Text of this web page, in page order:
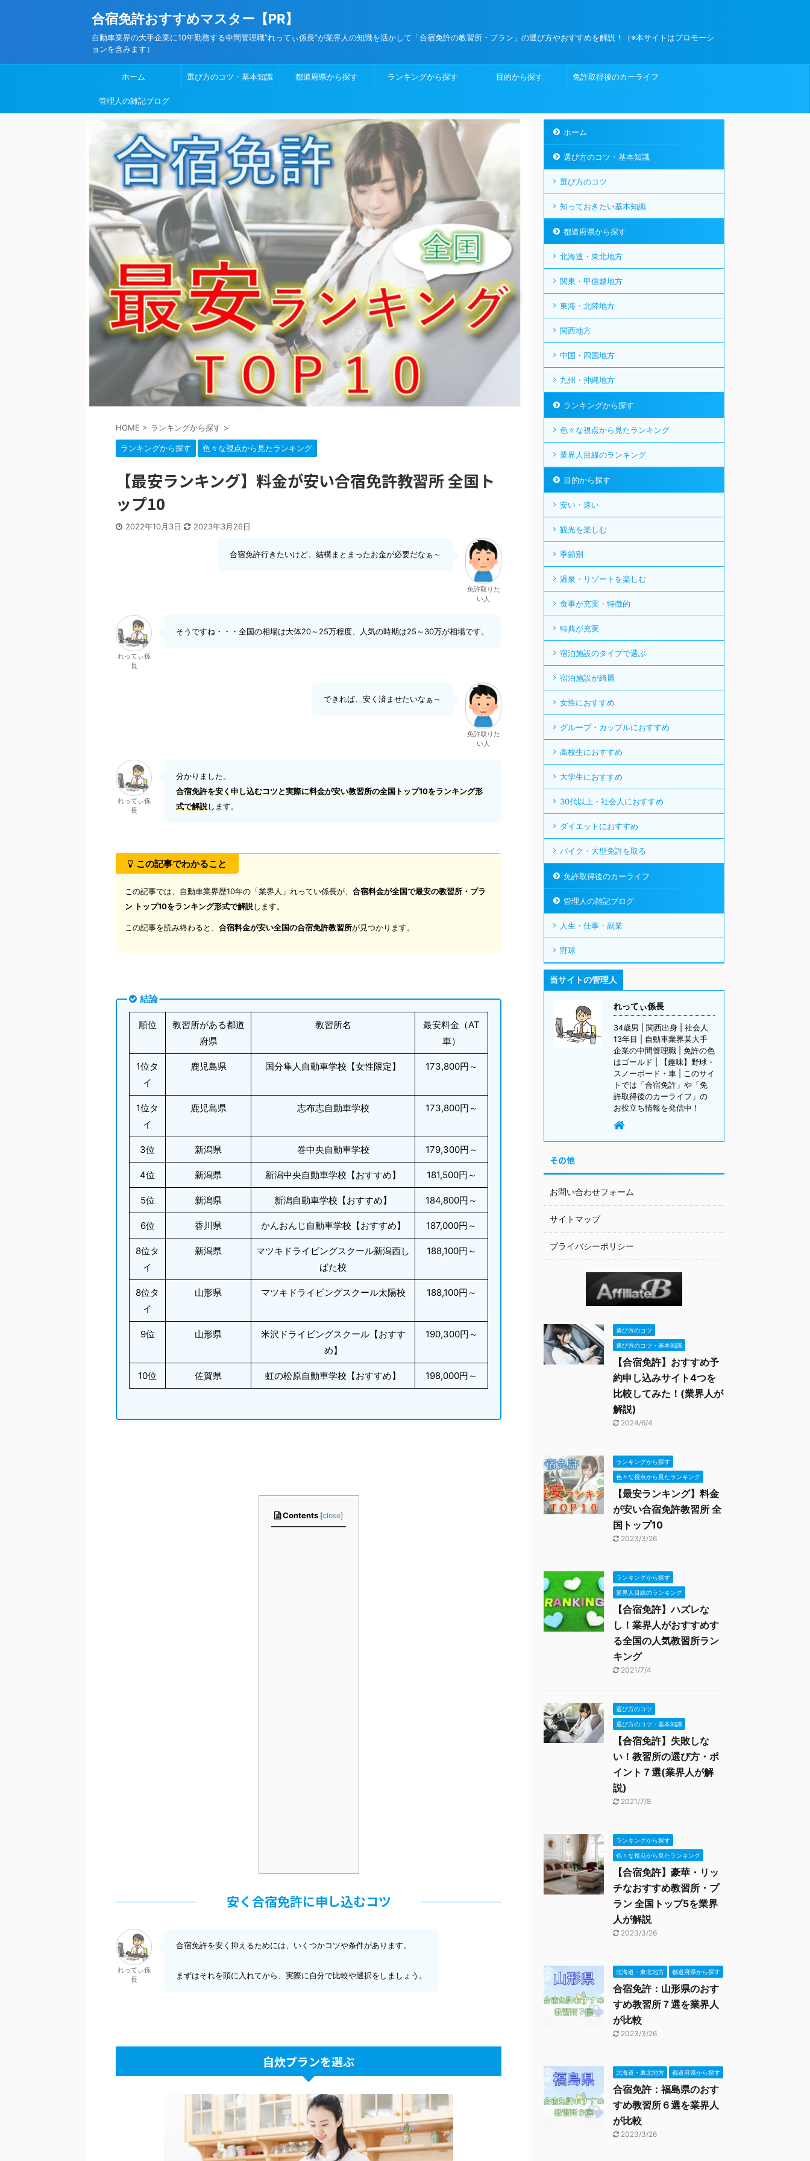
合宿免許おすすめマスター【PR】
自動車業界の大手企業に10年勤務する中間管理職”れってぃ係長”が業界人の知識を活かして「合宿免許の教習所・プラン」の選び方やおすすめを解説！（※本サイトはプロモーシ
ョンを含みます）
ホーム 選び方のコツ・基本知識 都道府県から探す ランキングから探す 目的から探す 免許取得後のカーライフ
管理人の雑記ブログ
HOME > ランキングから探す >
ランキングから探す 色々な視点から見たランキング
【最安ランキング】料金が安い合宿免許教習所 全国ト
ップ10
2022年10月3日 2023年3月26日
合宿免許行きたいけど、結構まとまったお金が必要だなぁ～
免許取りた
い人
れってぃ係
長
そうですね・・・全国の相場は大体20～25万程度、人気の時期は25～30万が相場です。
できれば、安く済ませたいなぁ～
免許取りた
い人
れってぃ係
長
分かりました。
合宿免許を安く申し込むコツと実際に料金が安い教習所の全国トップ10をランキング形
式で解説します。
この記事でわかること
この記事では、自動車業界歴10年の「業界人」れってい係長が、 合宿料金が全国で最安の教習所・プラ
ン トップ10をランキング形式で解説します。
この記事を読み終わると、 合宿料金が安い全国の合宿免許教習所が見つかります。
結論
順位
教習所がある都道
府県
教習所名
最安料金（AT
車）
1位タ
イ
鹿児島県 国分隼人自動車学校【女性限定】 173,800円～
1位タ
イ
鹿児島県 志布志自動車学校 173,800円～
3位 新潟県 巻中央自動車学校 179,300円～
4位 新潟県 新潟中央自動車学校【おすすめ】 181,500円～
5位 新潟県 新潟自動車学校【おすすめ】 184,800円～
6位 香川県 かんおんじ自動車学校【おすすめ】 187,000円～
8位タ
イ
新潟県
マツキドライビングスクール新潟西し
ばた校
188,100円～
8位タ
イ
山形県 マツキドライビングスクール太陽校 188,100円～
9位 山形県
米沢ドライビングスクール【おすす
め】
190,300円～
10位 佐賀県 虹の松原自動車学校【おすすめ】 198,000円～
Contents [close]
安く合宿免許に申し込むコツ
れってぃ係
長
合宿免許を安く抑えるためには、いくつかコツや条件があります。
まずはそれを頭に入れてから、実際に自分で比較や選択をしましょう。
自炊プランを選ぶ
ホーム
選び方のコツ・基本知識
選び方のコツ
知っておきたい基本知識
都道府県から探す
北海道・東北地方
関東・甲信越地方
東海・北陸地方
関西地方
中国・四国地方
九州・沖縄地方
ランキングから探す
色々な視点から見たランキング
業界人目線のランキング
目的から探す
安い・速い
観光を楽しむ
季節別
温泉・リゾートを楽しむ
食事が充実・特徴的
特典が充実
宿泊施設のタイプで選ぶ
宿泊施設が綺麗
女性におすすめ
グループ・カップルにおすすめ
高校生におすすめ
大学生におすすめ
30代以上・社会人におすすめ
ダイエットにおすすめ
バイク・大型免許を取る
免許取得後のカーライフ
管理人の雑記ブログ
人生・仕事・副業
野球
当サイトの管理人
れってぃ係長
34歳男 | 関西出身 | 社会人
13年目 | 自動車業界某大手
企業の中間管理職 | 免許の色
はゴールド | 【趣味】野球・
スノーボード・車 | このサイ
トでは「合宿免許」や「免
許取得後のカーライフ」の
お役立ち情報を発信中！
その他
お問い合わせフォーム
サイトマップ
プライバシーポリシー
選び方のコツ
選び方のコツ・基本知識
【合宿免許】おすすめ予
約申し込みサイト4つを
比較してみた！(業界人が
解説)
2024/6/4
ランキングから探す
色々な視点から見たランキング
【最安ランキング】料金
が安い合宿免許教習所 全
国トップ10
2023/3/26
ランキングから探す
業界人目線のランキング
【合宿免許】ハズレな
し！業界人がおすすめす
る全国の人気教習所ラン
キング
2021/7/4
選び方のコツ
選び方のコツ・基本知識
【合宿免許】失敗しな
い！教習所の選び方・ポ
イント７選(業界人が解
説)
2021/7/8
ランキングから探す
色々な視点から見たランキング
【合宿免許】豪華・リッ
チなおすすめ教習所・プ
ラン 全国トップ5を業界
人が解説
2023/3/26
北海道・東北地方 都道府県から探す
合宿免許：山形県のおす
すめ教習所７選を業界人
が比較
2023/3/26
北海道・東北地方 都道府県から探す
合宿免許：福島県のおす
すめ教習所６選を業界人
が比較
2023/3/26